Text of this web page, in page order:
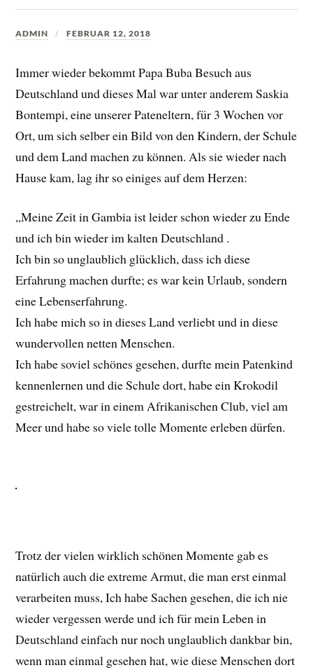
ADMIN FEBRUAR 12, 2018
Immer wieder bekommt Papa Buba Besuch aus
Deutschland und dieses Mal war unter anderem Saskia
Bontempi, eine unserer Pateneltern, für 3 Wochen vor
Ort, um sich selber ein Bild von den Kindern, der Schule
und dem Land machen zu können. Als sie wieder nach
Hause kam, lag ihr so einiges auf dem Herzen:
„Meine Zeit in Gambia ist leider schon wieder zu Ende
und ich bin wieder im kalten Deutschland .
Ich bin so unglaublich glücklich, dass ich diese
Erfahrung machen durfte; es war kein Urlaub, sondern
eine Lebenserfahrung.
Ich habe mich so in dieses Land verliebt und in diese
wundervollen netten Menschen.
Ich habe soviel schönes gesehen, durfte mein Patenkind
kennenlernen und die Schule dort, habe ein Krokodil
gestreichelt, war in einem Afrikanischen Club, viel am
Meer und habe so viele tolle Momente erleben dürfen.
Trotz der vielen wirklich schönen Momente gab es
natürlich auch die extreme Armut, die man erst einmal
verarbeiten muss, Ich habe Sachen gesehen, die ich nie
wieder vergessen werde und ich für mein Leben in
Deutschland einfach nur noch unglaublich dankbar bin,
wenn man einmal gesehen hat, wie diese Menschen dort